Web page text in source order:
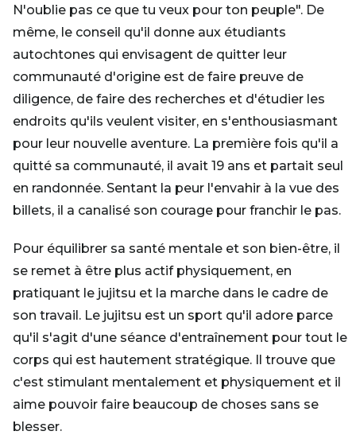
N'oublie pas ce que tu veux pour ton peuple". De
même, le conseil qu'il donne aux étudiants
autochtones qui envisagent de quitter leur
communauté d'origine est de faire preuve de
diligence, de faire des recherches et d'étudier les
endroits qu'ils veulent visiter, en s'enthousiasmant
pour leur nouvelle aventure. La première fois qu'il a
quitté sa communauté, il avait 19 ans et partait seul
en randonnée. Sentant la peur l'envahir à la vue des
billets, il a canalisé son courage pour franchir le pas.
Pour équilibrer sa santé mentale et son bien-être, il
se remet à être plus actif physiquement, en
pratiquant le jujitsu et la marche dans le cadre de
son travail. Le jujitsu est un sport qu'il adore parce
qu'il s'agit d'une séance d'entraînement pour tout le
corps qui est hautement stratégique. Il trouve que
c'est stimulant mentalement et physiquement et il
aime pouvoir faire beaucoup de choses sans se
blesser.